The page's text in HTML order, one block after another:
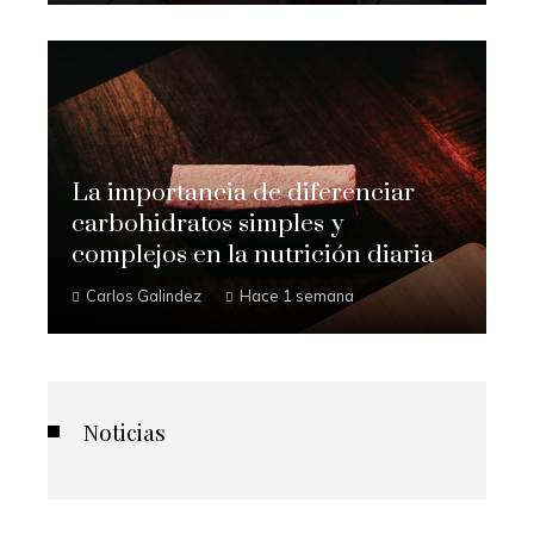
La importancia de diferenciar
carbohidratos simples y
complejos en la nutrición diaria
Carlos Galindez Hace 1 semana
Noticias